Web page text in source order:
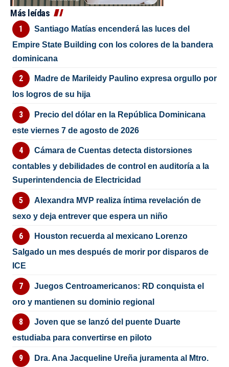
Más leídas
Santiago Matías encenderá las luces del
Empire State Building con los colores de la bandera
dominicana
Madre de Marileidy Paulino expresa orgullo por
los logros de su hija
Precio del dólar en la República Dominicana
este viernes 7 de agosto de 2026
Cámara de Cuentas detecta distorsiones
contables y debilidades de control en auditoría a la
Superintendencia de Electricidad
Alexandra MVP realiza íntima revelación de
sexo y deja entrever que espera un niño
Houston recuerda al mexicano Lorenzo
Salgado un mes después de morir por disparos de
ICE
Juegos Centroamericanos: RD conquista el
oro y mantienen su dominio regional
Joven que se lanzó del puente Duarte
estudiaba para convertirse en piloto
Dra. Ana Jacqueline Ureña juramenta al Mtro.